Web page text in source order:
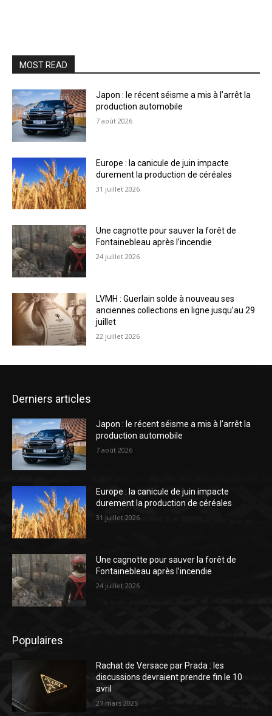
MOST READ
Japon : le récent séisme a mis à l’arrêt la
production automobile
7 août 2026
Europe : la canicule de juin impacte
durement la production de céréales
31 juillet 2026
Une cagnotte pour sauver la forêt de
Fontainebleau après l’incendie
24 juillet 2026
LVMH : Guerlain solde à nouveau ses
anciennes collections en ligne jusqu’au 29
juillet
22 juillet 2026
Derniers articles
Japon : le récent séisme a mis à l’arrêt la
production automobile
7 août 2026
Europe : la canicule de juin impacte
durement la production de céréales
31 juillet 2026
Une cagnotte pour sauver la forêt de
Fontainebleau après l’incendie
24 juillet 2026
Populaires
Rachat de Versace par Prada : les
discussions devraient prendre fin le 10
avril
27 mars 2025